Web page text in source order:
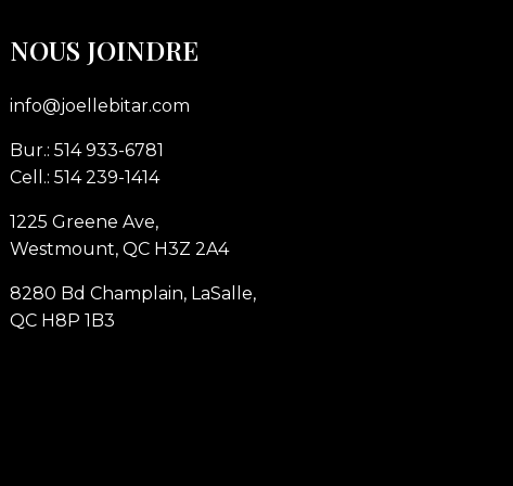
NOUS JOINDRE
info@joellebitar.com
Bur.: 514 933-6781
Cell.: 514 239-1414
1225 Greene Ave,
Westmount, QC H3Z 2A4
8280 Bd Champlain, LaSalle,
QC H8P 1B3